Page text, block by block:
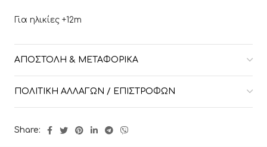
Για ηλικίες +12m
ΑΠΟΣΤΟΛΉ & ΜΕΤΑΦΟΡΙΚΆ
ΠΟΛΙΤΙΚΉ ΑΛΛΑΓΏΝ / ΕΠΙΣΤΡΟΦΏΝ
Share: